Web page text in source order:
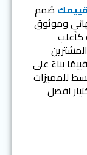
صُمم
وموثوق
كأغلب
بناءً على
للمميزات
افضل